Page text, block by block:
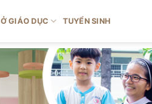
GIÁO DỤC TUYỂN SINH